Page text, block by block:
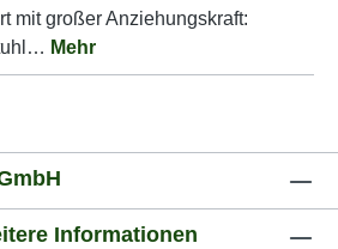
mit großer Anziehungskraft:
Mehr
Informationen